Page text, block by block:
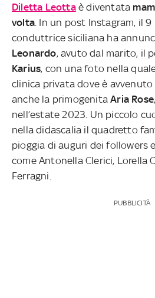
Diletta Leottaè diventata
volta . In un post Instagram, il
conduttrice siciliana ha
Leonardo, avuto dal marito, il
Karius, con una foto nella
clinica privata dove è
anche la primogenitaAria Rose
nell’estate 2023. Un piccolo
nella didascalia il quadretto
pioggia di auguri dei followers
come Antonella Clerici, Lorella
Ferragni.
PUBBLICITÀ